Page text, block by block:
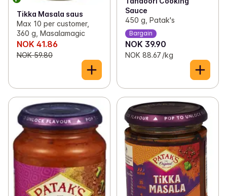
Tikka Masala saus
Max 10 per customer,
360 g, Masalamagic
NOK 41.86
NOK 59.80
Sauce
450 g, Patak's
Bargain
NOK 39.90
NOK 88.67 /kg